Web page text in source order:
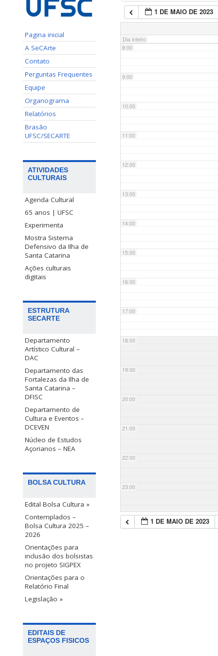
Pagina inicial
A SeCArte
Contato
Perguntas Frequentes
Equipe
Organograma
Relatórios
Brasão
UFSC/SECARTE
ATIVIDADES
CULTURAIS
Agenda Cultural
65 anos | UFSC
Experimenta
Mostra Sistema
Defensivo da Ilha de
Santa Catarina
Ações culturais
digitais
ESTRUTURA
SECARTE
Departamento
Artístico Cultural –
DAC
Departamento das
Fortalezas da Ilha de
Santa Catarina –
DFISC
Departamento de
Cultura e Eventos –
DCEVEN
Núcleo de Estudos
Açorianos – NEA
BOLSA CULTURA
Edital Bolsa Cultura »
Contemplados –
Bolsa Cultura 2025 –
2026
Orientações para
inclusão dos bolsistas
no projeto SIGPEX
Orientações para o
Relatório Final
Legislação »
EDITAIS DE
ESPAÇOS FISICOS
1 DE MAIO DE 2023
Dia inteiro
7:00
8:00
9:00
10:00
11:00
12:00
13:00
14:00
15:00
16:00
17:00
18:00
19:00
20:00
21:00
22:00
23:00
1 DE MAIO DE 2023